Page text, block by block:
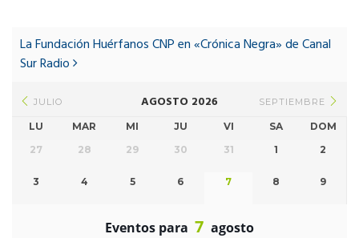
navigation
La Fundación Huérfanos CNP en «Crónica Negra» de Canal
Sur Radio
JULIO AGOSTO 2026 SEPTIEMBRE
LU MAR MI JU VI SA
DOM
27
28 29 30 31 1 2
3 4 5 6 7 8 9
Eventos para 7 agosto